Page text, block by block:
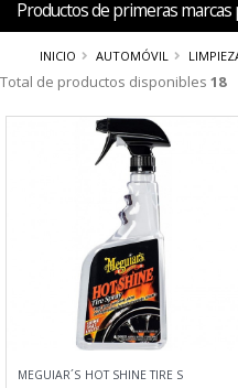
Productos de primeras
INICIO AUTOMÓVIL
Total de productos disponibles 18
MEGUIAR´S HOT SHINE TIRE S